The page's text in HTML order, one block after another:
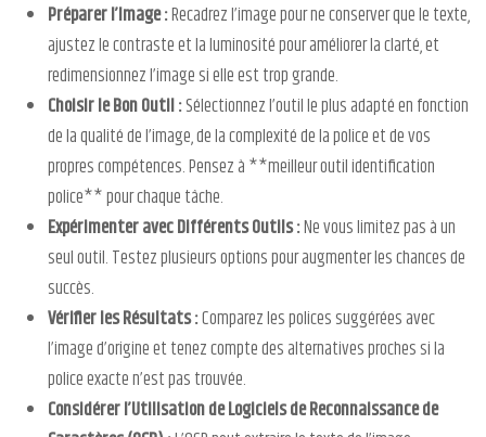
Préparer l’Image :Recadrez l’image pour ne conserver que le texte,
ajustez le contraste et la luminosité pour améliorer la clarté, et
redimensionnez l’image si elle est trop grande.
Choisir le Bon Outil :Sélectionnez l’outil le plus adapté en fonction
de la qualité de l’image, de la complexité de la police et de vos
propres compétences. Pensez à **meilleur outil identification
police** pour chaque tâche.
Expérimenter avec Différents Outils :Ne vous limitez pas à un
seul outil. Testez plusieurs options pour augmenter les chances de
succès.
Vérifier les Résultats :Comparez les polices suggérées avec
l’image d’origine et tenez compte des alternatives proches si la
police exacte n’est pas trouvée.
Considérer l’Utilisation de Logiciels de Reconnaissance de